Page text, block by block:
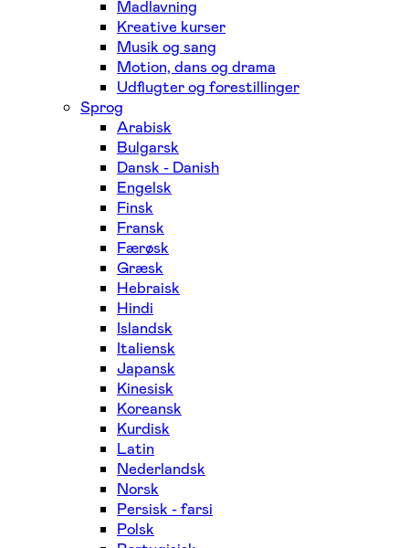
Madlavning
Kreative kurser
Musik og sang
Motion, dans og drama
Udflugter og forestillinger
Sprog
Arabisk
Bulgarsk
Dansk - Danish
Engelsk
Finsk
Fransk
Færøsk
Græsk
Hebraisk
Hindi
Islandsk
Italiensk
Japansk
Kinesisk
Koreansk
Kurdisk
Latin
Nederlandsk
Norsk
Persisk - farsi
Polsk